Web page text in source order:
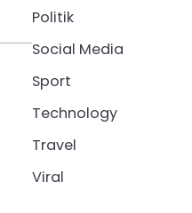
Politik
Social Media
Sport
Technology
Travel
Viral